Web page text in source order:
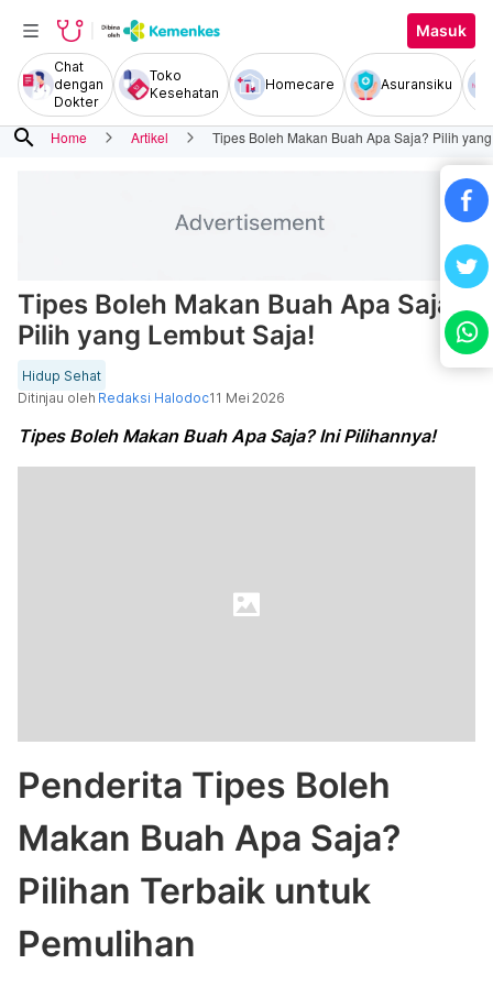
Masuk
Chat
dengan
Dokter
Toko
Kesehatan
Homecare Asuransiku
search Home Artikel Tipes Boleh Makan Buah Apa Saja? Pilih
Tipes Boleh Makan Buah Apa Saja?
Pilih yang Lembut Saja!
Hidup Sehat
Ditinjau oleh Redaksi Halodoc11 Mei 2026
Tipes Boleh Makan Buah Apa Saja? Ini Pilihannya!
Penderita Tipes Boleh
Makan Buah Apa Saja?
Pilihan Terbaik untuk
Pemulihan